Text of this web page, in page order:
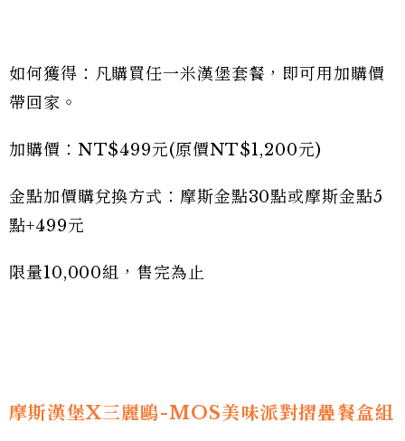
如何獲得：凡購買任一米漢堡套餐，即可用加購價
帶回家。
加購價：NT$499元(原價NT$1,200元)
金點加價購兌換方式：摩斯金點30點或摩斯金點5
點+499元
限量10,000組，售完為止
摩斯漢堡X三麗鷗-MOS美味派對摺疊餐盒組